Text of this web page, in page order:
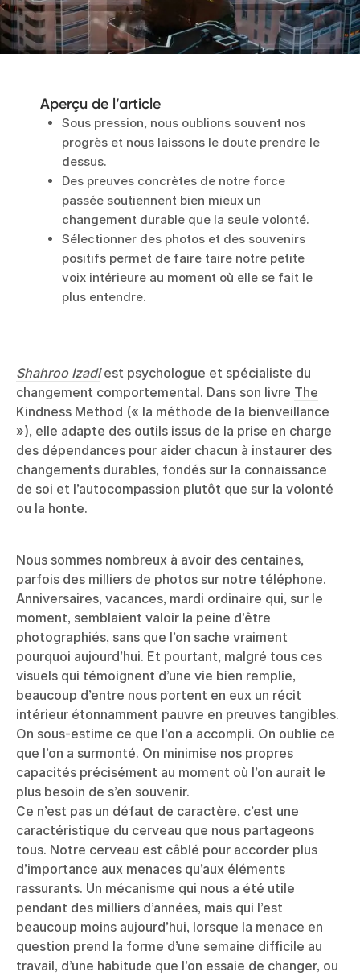
Aperçu de l’article
Sous pression, nous oublions souvent nos
progrès et nous laissons le doute prendre le
dessus.
Des preuves concrètes de notre force
passée soutiennent bien mieux un
changement durable que la seule volonté.
Sélectionner des photos et des souvenirs
positifs permet de faire taire notre petite
voix intérieure au moment où elle se fait le
plus entendre.
Shahroo Izadiest psychologue et spécialiste du
changement comportemental. Dans son livre The
Kindness Method (« la méthode de la bienveillance
»), elle adapte des outils issus de la prise en charge
des dépendances pour aider chacun à instaurer des
changements durables, fondés sur la connaissance
de soi et l’autocompassion plutôt que sur la volonté
ou la honte.
Nous sommes nombreux à avoir des centaines,
parfois des milliers de photos sur notre téléphone.
Anniversaires, vacances, mardi ordinaire qui, sur le
moment, semblaient valoir la peine d’être
photographiés, sans que l’on sache vraiment
pourquoi aujourd’hui. Et pourtant, malgré tous ces
visuels qui témoignent d’une vie bien remplie,
beaucoup d’entre nous portent en eux un récit
intérieur étonnamment pauvre en preuves tangibles.
On sous-estime ce que l’on a accompli. On oublie ce
que l’on a surmonté. On minimise nos propres
capacités précisément au moment où l’on aurait le
plus besoin de s’en souvenir.
Ce n’est pas un défaut de caractère, c’est une
caractéristique du cerveau que nous partageons
tous. Notre cerveau est câblé pour accorder plus
d’importance aux menaces qu’aux éléments
rassurants. Un mécanisme qui nous a été utile
pendant des milliers d’années, mais qui l’est
beaucoup moins aujourd’hui, lorsque la menace en
question prend la forme d’une semaine difficile au
travail, d’une habitude que l’on essaie de changer, ou